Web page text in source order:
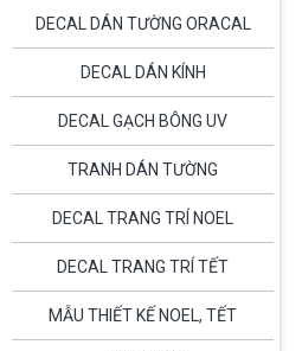
DECAL DÁN TƯỜNG ORACAL
DECAL DÁN KÍNH
DECAL GẠCH BÔNG UV
TRANH DÁN TƯỜNG
DECAL TRANG TRÍ NOEL
DECAL TRANG TRÍ TẾT
MẪU THIẾT KẾ NOEL, TẾT